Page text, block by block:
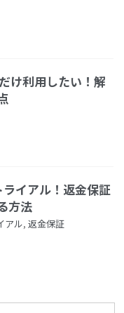
け利用したい！解
イアル！返金保証
方法
アル, 返金保証